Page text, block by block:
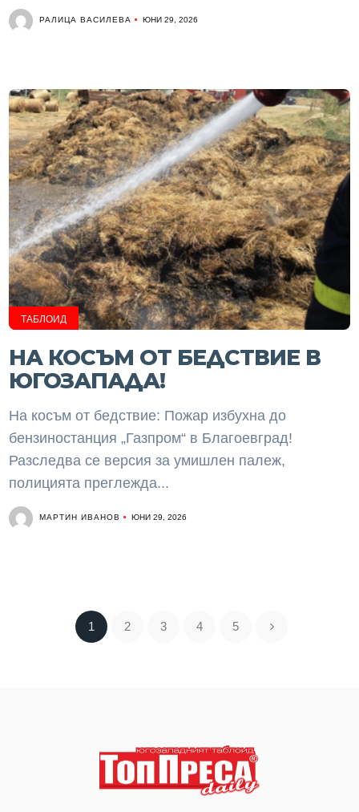
РАЛИЦА ВАСИЛЕВА ЮНИ 29, 2026
ТАБЛОИД
НА КОСЪМ ОТ БЕДСТВИЕ В
ЮГОЗАПАДА!
На косъм от бедствие: Пожар избухна до
бензиностанция „Газпром“ в Благоевград!
Разследва се версия за умишлен палеж,
полицията преглежда...
МАРТИН ИВАНОВ ЮНИ 29, 2026
1 2 3 4 5